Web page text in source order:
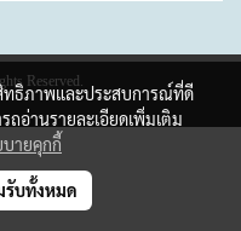
Reserved.
ทธิภาพและประสบการณ์ที่ดี
ถอ่านรายละเอียดเพิ่มเติม
บายคุกกี้
รับทั้งหมด